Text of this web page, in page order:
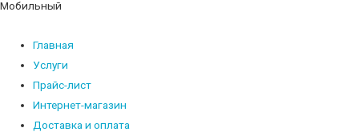
Мобильный
Главная
Услуги
Прайс-лист
Интернет-магазин
Доставка и оплата